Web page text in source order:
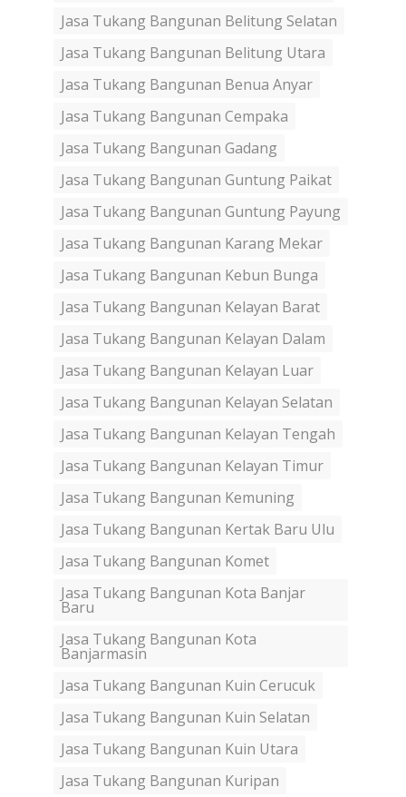
Jasa Tukang Bangunan Belitung Selatan
Jasa Tukang Bangunan Belitung Utara
Jasa Tukang Bangunan Benua Anyar
Jasa Tukang Bangunan Cempaka
Jasa Tukang Bangunan Gadang
Jasa Tukang Bangunan Guntung Paikat
Jasa Tukang Bangunan Guntung Payung
Jasa Tukang Bangunan Karang Mekar
Jasa Tukang Bangunan Kebun Bunga
Jasa Tukang Bangunan Kelayan Barat
Jasa Tukang Bangunan Kelayan Dalam
Jasa Tukang Bangunan Kelayan Luar
Jasa Tukang Bangunan Kelayan Selatan
Jasa Tukang Bangunan Kelayan Tengah
Jasa Tukang Bangunan Kelayan Timur
Jasa Tukang Bangunan Kemuning
Jasa Tukang Bangunan Kertak Baru Ulu
Jasa Tukang Bangunan Komet
Jasa Tukang Bangunan Kota Banjar
Baru
Jasa Tukang Bangunan Kota
Banjarmasin
Jasa Tukang Bangunan Kuin Cerucuk
Jasa Tukang Bangunan Kuin Selatan
Jasa Tukang Bangunan Kuin Utara
Jasa Tukang Bangunan Kuripan